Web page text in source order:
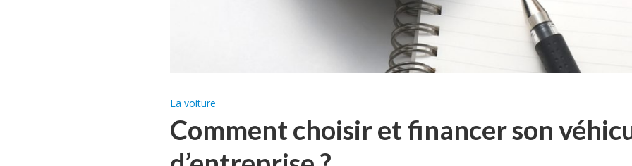
La voiture
Comment choisir et financer son